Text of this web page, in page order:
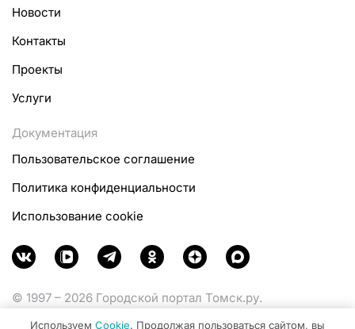
Новости
Контакты
Проекты
Услуги
Документация
Пользовательское соглашение
Политика конфиденциальности
Использование cookie
© 1997 – 2026 Городской портал Томск.ру.
Используем Cookie. Продолжая пользоваться сайтом, вы